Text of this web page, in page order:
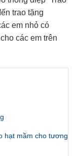
trao tặng
em nhỏ có
các em trên
hạt mầm cho tương